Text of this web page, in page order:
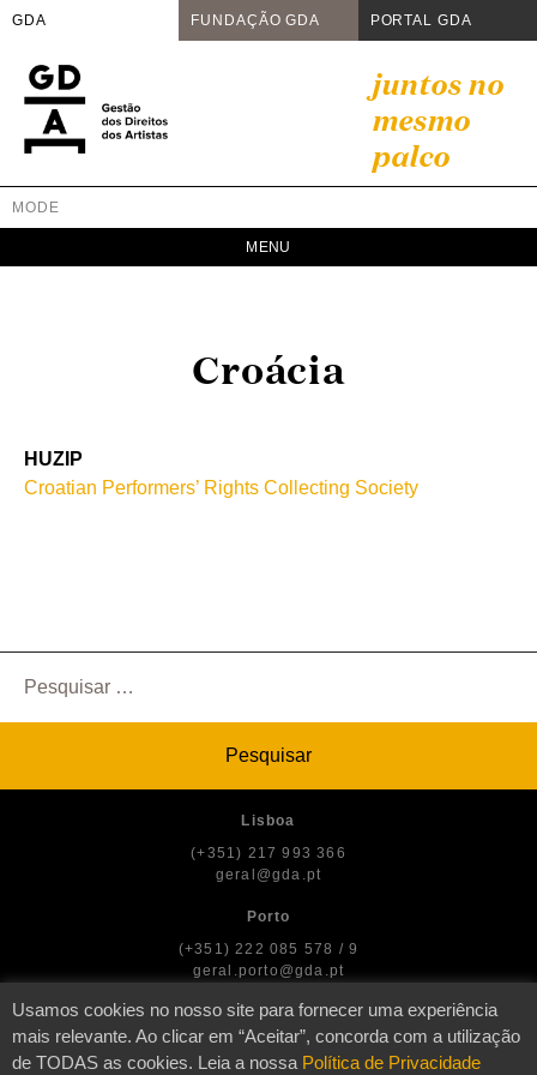
GDA FUNDAÇÃO GDA PORTAL GDA
content
juntos no
mesmo
palco
GDA
Juntos no mesmo palco
MODE
Croácia
HUZIP
Croatian Performers’ Rights Collecting Society
por:
Lisboa
(+351) 217 993 366
geral@gda.pt
Porto
(+351) 222 085 578 / 9
geral.porto@gda.pt
Usamos cookies no nosso site para fornecer uma experiência
mais relevante. Ao clicar em “Aceitar”, concorda com a utilização
de TODAS as cookies. Leia a nossa Política de Privacidade